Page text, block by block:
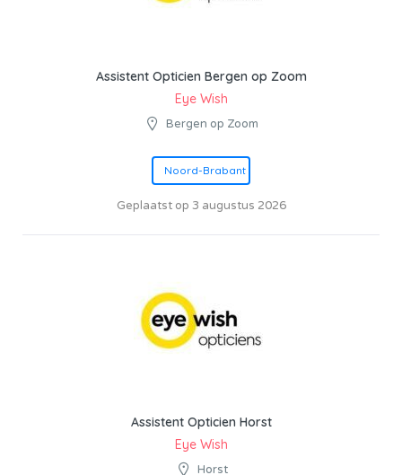
Assistent Opticien Bergen op Zoom
Eye Wish
Bergen op Zoom
Noord-Brabant
Geplaatst op 3 augustus 2026
Assistent Opticien Horst
Eye Wish
Horst